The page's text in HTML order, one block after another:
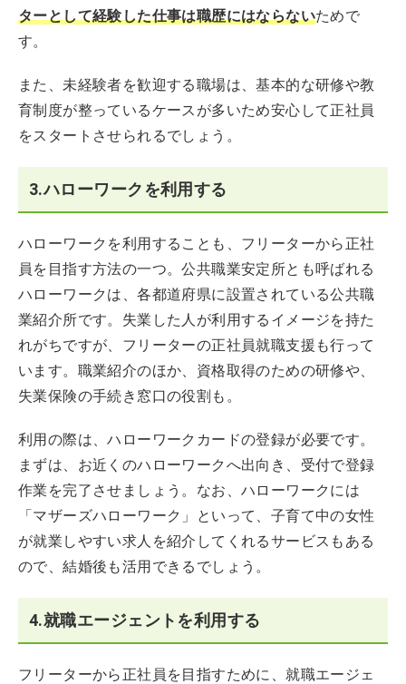
ターとして経験した仕事は職歴にはならないためで
す。
また、未経験者を歓迎する職場は、基本的な研修や教
育制度が整っているケースが多いため安心して正社員
をスタートさせられるでしょう。
3.ハローワークを利用する
ハローワークを利用することも、フリーターから正社
員を目指す方法の一つ。公共職業安定所とも呼ばれる
ハローワークは、各都道府県に設置されている公共職
業紹介所です。失業した人が利用するイメージを持た
れがちですが、フリーターの正社員就職支援も行って
います。職業紹介のほか、資格取得のための研修や、
失業保険の手続き窓口の役割も。
利用の際は、ハローワークカードの登録が必要です。
まずは、お近くのハローワークへ出向き、受付で登録
作業を完了させましょう。なお、ハローワークには
「マザーズハローワーク」といって、子育て中の女性
が就業しやすい求人を紹介してくれるサービスもある
ので、結婚後も活用できるでしょう。
4.就職エージェントを利用する
フリーターから正社員を目指すために、就職エージェ